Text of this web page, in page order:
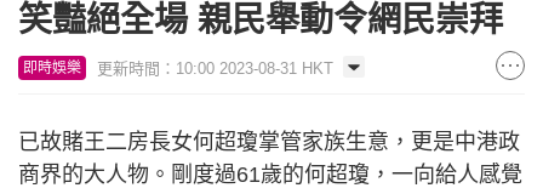
笑豔絕全場 親民舉動令網民崇拜
即時娛樂 更新時間：10:00 2023-08-31 HKT
已故賭王二房長女何超瓊掌管家族生意，更是中港政
商界的大人物。剛度過61歲的何超瓊，一向給人感覺